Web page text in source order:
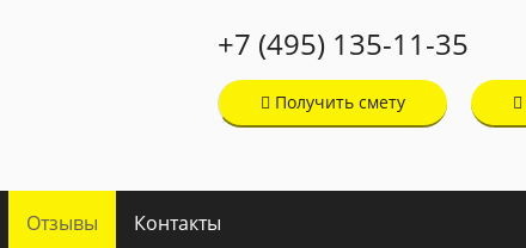
+7 (495) 135-11-35
Получить смету
Отзывы Контакты